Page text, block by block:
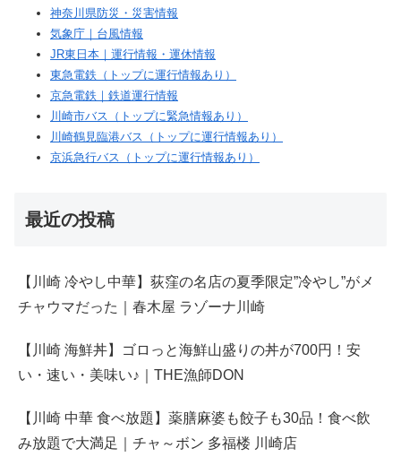
神奈川県防災・災害情報
気象庁｜台風情報
JR東日本｜運行情報・運休情報
東急電鉄（トップに運行情報あり）
京急電鉄｜鉄道運行情報
川崎市バス（トップに緊急情報あり）
川崎鶴見臨港バス（トップに運行情報あり）
京浜急行バス（トップに運行情報あり）
最近の投稿
【川崎 冷やし中華】荻窪の名店の夏季限定”冷やし”がメ
チャウマだった｜春木屋 ラゾーナ川崎
【川崎 海鮮丼】ゴロっと海鮮山盛りの丼が700円！安
い・速い・美味い♪｜THE漁師DON
【川崎 中華 食べ放題】薬膳麻婆も餃子も30品！食べ飲
み放題で大満足｜チャ～ボン 多福楼 川崎店